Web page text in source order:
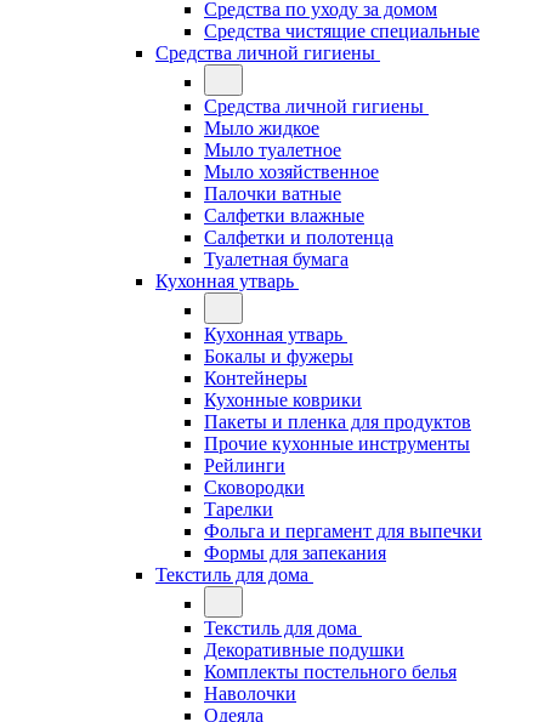
Средства по уходу за домом
Средства чистящие специальные
Средства личной гигиены
Средства личной гигиены
Мыло жидкое
Мыло туалетное
Мыло хозяйственное
Палочки ватные
Салфетки влажные
Салфетки и полотенца
Туалетная бумага
Кухонная утварь
Кухонная утварь
Бокалы и фужеры
Контейнеры
Кухонные коврики
Пакеты и пленка для продуктов
Прочие кухонные инструменты
Рейлинги
Сковородки
Тарелки
Фольга и пергамент для выпечки
Формы для запекания
Текстиль для дома
Текстиль для дома
Декоративные подушки
Комплекты постельного белья
Наволочки
Одеяла